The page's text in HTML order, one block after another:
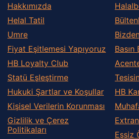
Hakkımızda
Helal Tatil
Umre
Fiyat Eşitlemesi Yapıyoruz
HB Loyalty Club
Statü Eşleştirme
Hukuki Şartlar ve Koşullar
Kişisel Verilerin Korunması
Gizlilik ve Çerez
Politikaları
HB
Eşsiz